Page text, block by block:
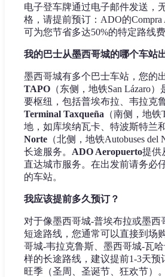
电子登车牌通过电子邮件发送，
格，请提前预订：ADO的
可为您节省多达50%的特定路线费
我的巴士从墨西哥城的哪个车站
墨西哥城有多个巴士车站，您的
TAPO （东侧，地铁San Lázaro
要枢纽，包括普埃布拉、韦拉克
Terminal Taxqueña （南侧，地
地，如库埃纳瓦卡、特波斯特兰
Norte （北侧，地铁Autobuses
长途服务。 ADO Aeropuerto提供
直达城市服务。在出发前请务必
的车站。
我应该提前多久预订？
对于像墨西哥城-普埃布拉或墨
短途路线，您通常可以直接到场
哥城-韦拉克鲁斯、墨西哥城-瓦
样的长途路线，建议提前1-3天
旺季（圣周、圣诞节、狂欢节）